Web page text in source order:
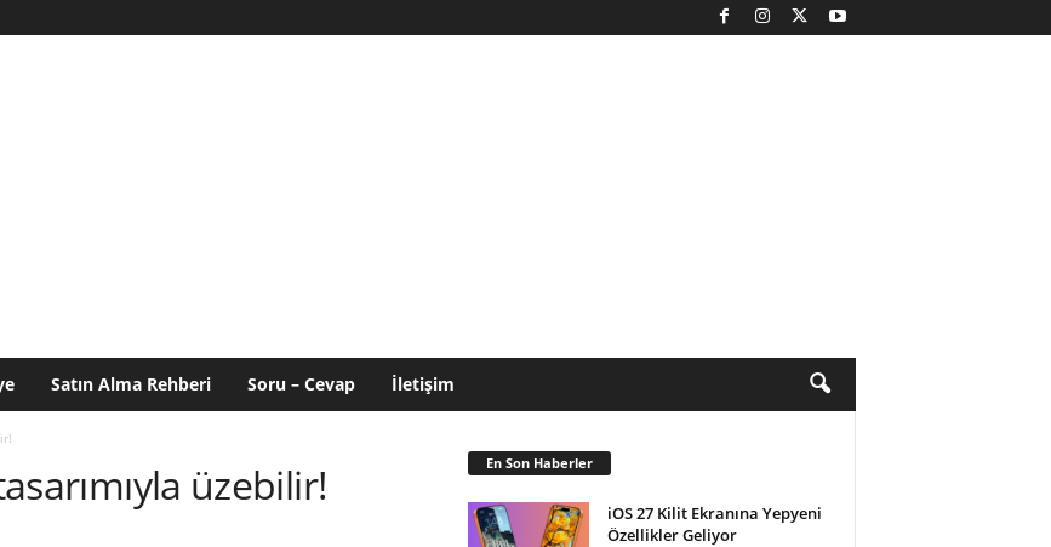
Satın Alma Rehberi Soru – Cevap İletişim
üzebilir! En Son Haberler
iOS 27 Kilit Ekranına Yepyeni
Özellikler Geliyor